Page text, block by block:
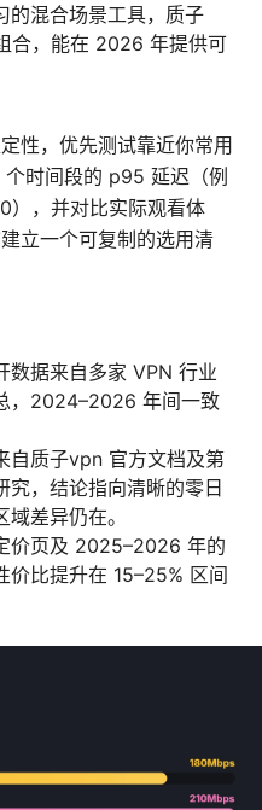
的混合场景工具，质子
合，能在 2026 年提供可
性，优先测试靠近你常用
时间段的 p95 延迟（例
），并对比实际观看体
立一个可复制的选用清
数据来自多家 VPN 行业
，2024–2026 年间一致
自质子vpn 官方文档及第
究，结论指向清晰的零日
差异仍在。
价页及 2025–2026 年的
价比提升在 15–25% 区间